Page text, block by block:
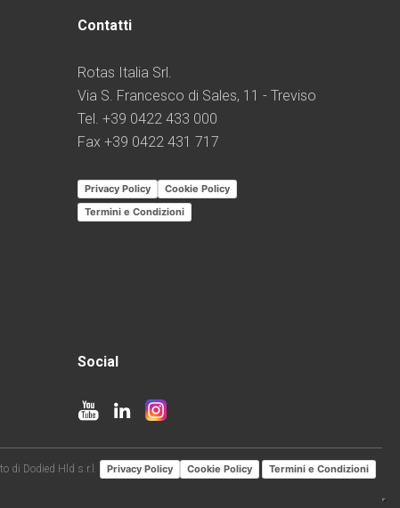
Contatti
Rotas Italia Srl.
Via S. Francesco di Sales, 11 - Treviso
Tel. +39 0422 433 000
Fax +39 0422 431 717
Privacy Policy
Cookie Policy
Termini e Condizioni
Social
di Dodied Hld s.r.l. Privacy Policy Cookie Policy Termini e Condizioni